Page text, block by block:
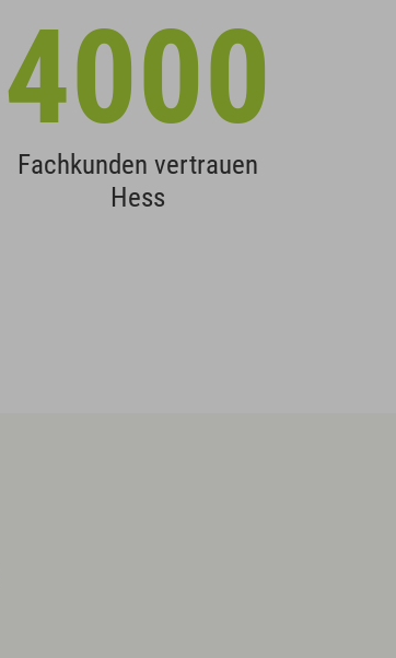
4000
Fachkunden vertrauen
Hess